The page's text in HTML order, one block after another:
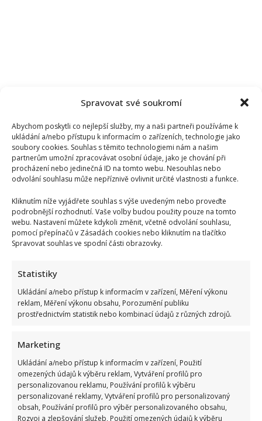
Spravovat své soukromí
Abychom poskytli co nejlepší služby, my a naši partneři používáme k
ukládání a/nebo přístupu k informacím o zařízeních, technologie jako
soubory cookies. Souhlas s těmito technologiemi nám a našim
partnerům umožní zpracovávat osobní údaje, jako je chování při
procházení nebo jedinečná ID na tomto webu. Nesouhlas nebo
odvolání souhlasu může nepříznivě ovlivnit určité vlastnosti a funkce.
Kliknutím níže vyjádřete souhlas s výše uvedeným nebo proveďte
podrobnější rozhodnutí. Vaše volby budou použity pouze na tomto
webu. Nastavení můžete kdykoli změnit, včetně odvolání souhlasu,
pomocí přepínačů v Zásadách cookies nebo kliknutím na tlačítko
Spravovat souhlas ve spodní části obrazovky.
Statistiky
Ukládání a/nebo přístup k informacím v zařízení, Měření výkonu
reklam, Měření výkonu obsahu, Porozumění publiku
prostřednictvím statistik nebo kombinací údajů z různých zdrojů.
Marketing
Ukládání a/nebo přístup k informacím v zařízení, Použití
omezených údajů k výběru reklam, Vytváření profilů pro
personalizovanou reklamu, Používání profilů k výběru
personalizované reklamy, Vytváření profilů pro personalizovaný
obsah, Používání profilů pro výběr personalizovaného obsahu,
Rozvoj a zlepšování služeb, Použití omezených údajů k výběru